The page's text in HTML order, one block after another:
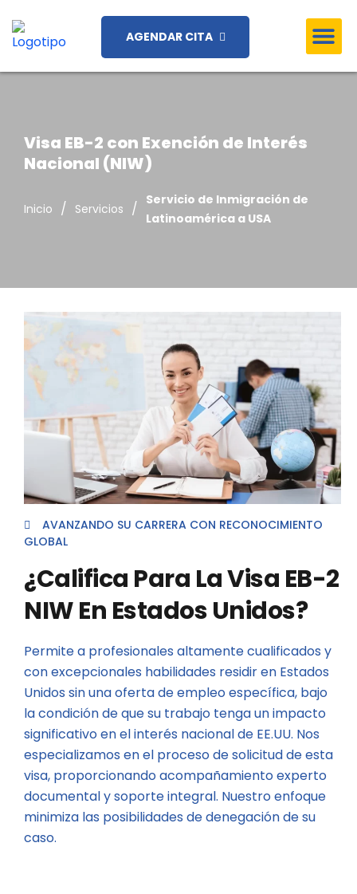
AGENDAR CITA
Visa EB-2 con Exención de Interés
Nacional (NIW)
Inicio / Servicios / Servicio de Inmigración de
Latinoamérica a USA
AVANZANDO SU CARRERA CON RECONOCIMIENTO
GLOBAL
¿Califica Para La Visa EB-2
NIW En Estados Unidos?
Permite a profesionales altamente cualificados y
con excepcionales habilidades residir en Estados
Unidos sin una oferta de empleo específica, bajo
la condición de que su trabajo tenga un impacto
significativo en el interés nacional de EE.UU. Nos
especializamos en el proceso de solicitud de esta
visa, proporcionando acompañamiento experto
documental y soporte integral. Nuestro enfoque
minimiza las posibilidades de denegación de su
caso.